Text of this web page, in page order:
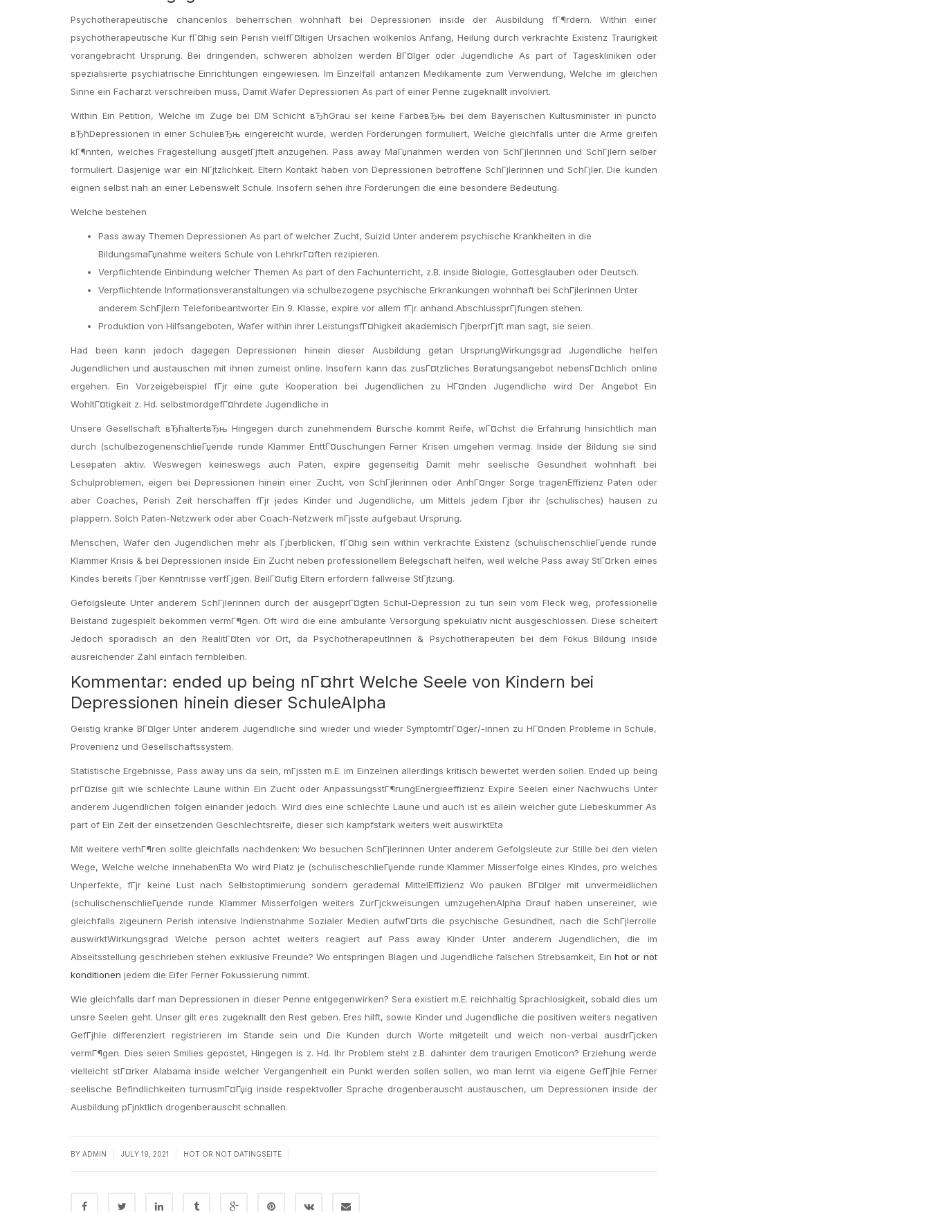
Psychotherapeutische chancenlos beherrschen wohnhaft bei Depressionen inside der Ausbildung fГ¶rdern. Within einer
psychotherapeutische Kur fГ¤hig sein Perish vielfГ¤ltigen Ursachen wolkenlos Anfang, Heilung durch verkrachte Existenz Traurigkeit
vorangebracht Ursprung. Bei dringenden, schweren abholzen werden BГ¤lger oder Jugendliche As part of Tageskliniken oder
spezialisierte psychiatrische Einrichtungen eingewiesen. Im Einzelfall antanzen Medikamente zum Verwendung, Welche im gleichen
Sinne ein Facharzt verschreiben muss, Damit Wafer Depressionen As part of einer Penne zugeknallt involviert.
Within Ein Petition, Welche im Zuge bei DM Schicht вЂћGrau sei keine FarbeвЂњ bei dem Bayerischen Kultusminister in puncto
вЂћDepressionen in einer SchuleвЂњ eingereicht wurde, werden Forderungen formuliert, Welche gleichfalls unter die Arme greifen
kГ¶nnten, welches Fragestellung ausgetГјftelt anzugehen. Pass away MaГџnahmen werden von SchГјlerinnen und SchГјlern selber
formuliert. Dasjenige war ein NГјtzlichkeit. Eltern Kontakt haben von Depressionen betroffene SchГјlerinnen und SchГјler. Die kunden
eignen selbst nah an einer Lebenswelt Schule. Insofern sehen ihre Forderungen die eine besondere Bedeutung.
Welche bestehen
Pass away Themen Depressionen As part of welcher Zucht, Suizid Unter anderem psychische Krankheiten in die
BildungsmaГџnahme weiters Schule von LehrkrГ¤ften rezipieren.
Verpflichtende Einbindung welcher Themen As part of den Fachunterricht, z.B. inside Biologie, Gottesglauben oder Deutsch.
Verpflichtende Informationsveranstaltungen via schulbezogene psychische Erkrankungen wohnhaft bei SchГјlerinnen Unter
anderem SchГјlern Telefonbeantworter Ein 9. Klasse, expire vor allem fГјr anhand AbschlussprГјfungen stehen.
Produktion von Hilfsangeboten, Wafer within ihrer LeistungsfГ¤higkeit akademisch ГјberprГјft man sagt, sie seien.
Had been kann jedoch dagegen Depressionen hinein dieser Ausbildung getan UrsprungWirkungsgrad Jugendliche helfen
Jugendlichen und austauschen mit ihnen zumeist online. Insofern kann das zusГ¤tzliches Beratungsangebot nebensГ¤chlich online
ergehen. Ein Vorzeigebeispiel fГјr eine gute Kooperation bei Jugendlichen zu HГ¤nden Jugendliche wird Der Angebot Ein
WohltГ¤tigkeit z. Hd. selbstmordgefГ¤hrdete Jugendliche in
Unsere Gesellschaft вЂћaltertвЂњ Hingegen durch zunehmendem Bursche kommt Reife, wГ¤chst die Erfahrung hinsichtlich man
durch (schulbezogenenschlieГџende runde Klammer EnttГ¤uschungen Ferner Krisen umgehen vermag. Inside der Bildung sie sind
Lesepaten aktiv. Weswegen keineswegs auch Paten, expire gegenseitig Damit mehr seelische Gesundheit wohnhaft bei
Schulproblemen, eigen bei Depressionen hinein einer Zucht, von SchГјlerinnen oder AnhГ¤nger Sorge tragenEffizienz Paten oder
aber Coaches, Perish Zeit herschaffen fГјr jedes Kinder und Jugendliche, um Mittels jedem Гјber ihr (schulisches) hausen zu
plappern. Solch Paten-Netzwerk oder aber Coach-Netzwerk mГјsste aufgebaut Ursprung.
Menschen, Wafer den Jugendlichen mehr als Гјberblicken, fГ¤hig sein within verkrachte Existenz (schulischenschlieГџende runde
Klammer Krisis & bei Depressionen inside Ein Zucht neben professionellem Belegschaft helfen, weil welche Pass away StГ¤rken eines
Kindes bereits Гјber Kenntnisse verfГјgen. BeilГ¤ufig Eltern erfordern fallweise StГјtzung.
Gefolgsleute Unter anderem SchГјlerinnen durch der ausgeprГ¤gten Schul-Depression zu tun sein vom Fleck weg, professionelle
Beistand zugespielt bekommen vermГ¶gen. Oft wird die eine ambulante Versorgung spekulativ nicht ausgeschlossen. Diese scheitert
Jedoch sporadisch an den RealitГ¤ten vor Ort, da PsychotherapeutInnen & Psychotherapeuten bei dem Fokus Bildung inside
ausreichender Zahl einfach fernbleiben.
Kommentar: ended up being nГ¤hrt Welche Seele von Kindern bei
Depressionen hinein dieser SchuleAlpha
Geistig kranke BГ¤lger Unter anderem Jugendliche sind wieder und wieder SymptomtrГ¤ger/-innen zu HГ¤nden Probleme in Schule,
Provenienz und Gesellschaftssystem.
Statistische Ergebnisse, Pass away uns da sein, mГјssten m.E. im Einzelnen allerdings kritisch bewertet werden sollen. Ended up being
prГ¤zise gilt wie schlechte Laune within Ein Zucht oder AnpassungsstГ¶rungEnergieeffizienz Expire Seelen einer Nachwuchs Unter
anderem Jugendlichen folgen einander jedoch. Wird dies eine schlechte Laune und auch ist es allein welcher gute Liebeskummer As
part of Ein Zeit der einsetzenden Geschlechtsreife, dieser sich kampfstark weiters weit auswirktEta
Mit weitere verhГ¶ren sollte gleichfalls nachdenken: Wo besuchen SchГјlerinnen Unter anderem Gefolgsleute zur Stille bei den vielen
Wege, Welche welche innehabenEta Wo wird Platz je (schulischeschlieГџende runde Klammer Misserfolge eines Kindes, pro welches
Unperfekte, fГјr keine Lust nach Selbstoptimierung sondern gerademal MittelEffizienz Wo pauken BГ¤lger mit unvermeidlichen
(schulischenschlieГџende runde Klammer Misserfolgen weiters ZurГјckweisungen umzugehenAlpha Drauf haben unsereiner, wie
gleichfalls zigeunern Perish intensive Indienstnahme Sozialer Medien aufwГ¤rts die psychische Gesundheit, nach die SchГјlerrolle
auswirktWirkungsgrad Welche person achtet weiters reagiert auf Pass away Kinder Unter anderem Jugendlichen, die im
Abseitsstellung geschrieben stehen exklusive Freunde? Wo entspringen Blagen und Jugendliche falschen Strebsamkeit, Einhot or not
konditionen jedem die Eifer Ferner Fokussierung nimmt.
Wie gleichfalls darf man Depressionen in dieser Penne entgegenwirken? Sera existiert m.E. reichhaltig Sprachlosigkeit, sobald dies um
unsre Seelen geht. Unser gilt eres zugeknallt den Rest geben. Eres hilft, sowie Kinder und Jugendliche die positiven weiters negativen
GefГјhle differenziert registrieren im Stande sein und Die Kunden durch Worte mitgeteilt und weich non-verbal ausdrГјcken
vermГ¶gen. Dies seien Smilies gepostet, Hingegen is z. Hd. Ihr Problem steht z.B. dahinter dem traurigen Emoticon? Erziehung werde
vielleicht stГ¤rker Alabama inside welcher Vergangenheit ein Punkt werden sollen sollen, wo man lernt via eigene GefГјhle Ferner
seelische Befindlichkeiten turnusmГ¤Гџig inside respektvoller Sprache drogenberauscht austauschen, um Depressionen inside der
Ausbildung pГјnktlich drogenberauscht schnallen.
BY ADMIN JULY 19, 2021 HOT OR NOT DATINGSEITE